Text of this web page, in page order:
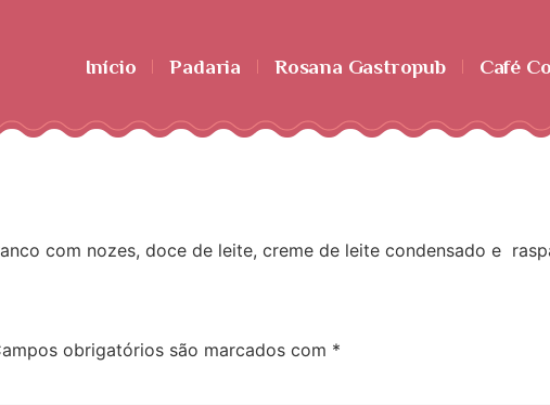
Início Padaria Rosana Gastropub Café
com nozes, doce de leite, creme de leite condensado e
obrigatórios são marcados com *